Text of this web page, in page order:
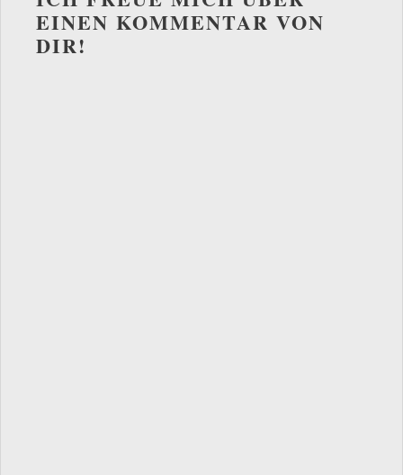
EINEN KOMMENTAR VON
DIR!